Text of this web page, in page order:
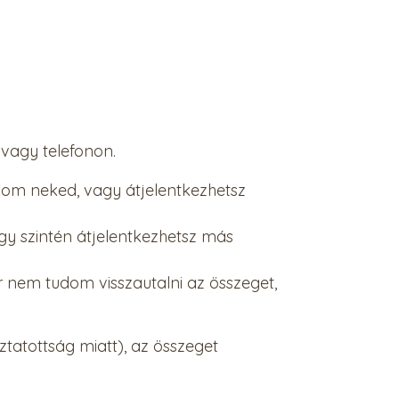
telefonon.
neked, vagy átjelentkezhetsz
szintén átjelentkezhetsz más
tudom visszautalni az összeget,
miatt), az összeget